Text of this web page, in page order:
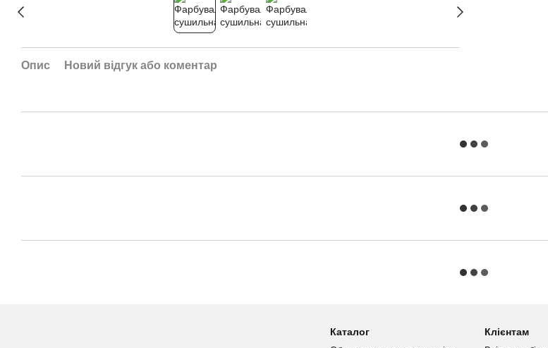
Опис Новий відгук або коментар
Каталог Клієнтам